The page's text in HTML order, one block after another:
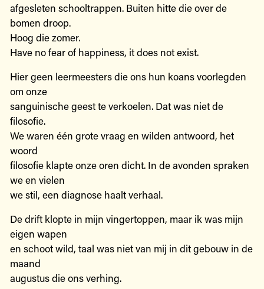
afgesleten schooltrappen. Buiten hitte die over de
bomen droop.
Hoog die zomer.
Have no fear of happiness, it does not exist.
Hier geen leermeesters die ons hun koans voorlegden
om onze
sanguinische geest te verkoelen. Dat was niet de
filosofie.
We waren één grote vraag en wilden antwoord, het
woord
filosofie klapte onze oren dicht. In de avonden spraken
we en vielen
we stil, een diagnose haalt verhaal.
De drift klopte in mijn vingertoppen, maar ik was mijn
eigen wapen
en schoot wild, taal was niet van mij in dit gebouw in de
maand
augustus die ons verhing.